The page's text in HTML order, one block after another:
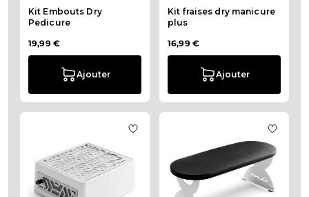
Kit Embouts Dry
Pedicure
19,99 €
Ajouter
Kit fraises dry manicure
plus
16,99 €
Ajouter
Ajouter à la liste de souhaits